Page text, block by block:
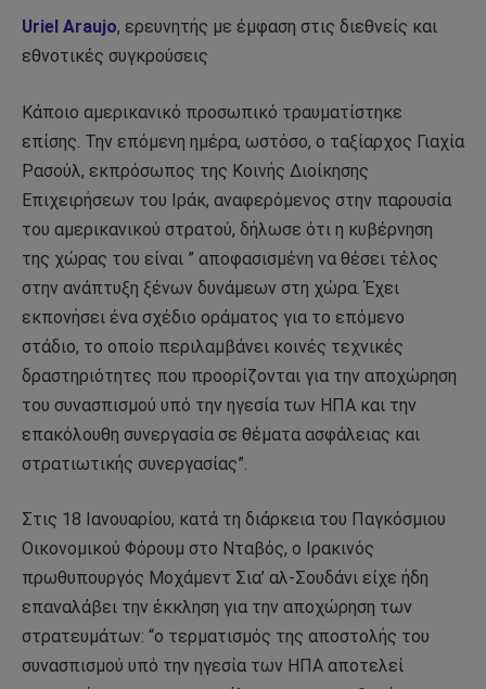
Uriel Araujo, ερευνητής με έμφαση στις διεθνείς και
εθνοτικές συγκρούσεις
Κάποιο αμερικανικό προσωπικό τραυματίστηκε
επίσης. Την επόμενη ημέρα, ωστόσο, ο ταξίαρχος Γιαχία
Ρασούλ, εκπρόσωπος της Κοινής Διοίκησης
Επιχειρήσεων του Ιράκ, αναφερόμενος στην παρουσία
του αμερικανικού στρατού, δήλωσε ότι η κυβέρνηση
της χώρας του είναι ” αποφασισμένη να θέσει τέλος
στην ανάπτυξη ξένων δυνάμεων στη χώρα. Έχει
εκπονήσει ένα σχέδιο οράματος για το επόμενο
στάδιο, το οποίο περιλαμβάνει κοινές τεχνικές
δραστηριότητες που προορίζονται για την αποχώρηση
του συνασπισμού υπό την ηγεσία των ΗΠΑ και την
επακόλουθη συνεργασία σε θέματα ασφάλειας και
στρατιωτικής συνεργασίας”.
Στις 18 Ιανουαρίου, κατά τη διάρκεια του Παγκόσμιου
Οικονομικού Φόρουμ στο Νταβός, ο Ιρακινός
πρωθυπουργός Μοχάμεντ Σια’ αλ-Σουδάνι είχε ήδη
επαναλάβει την έκκληση για την αποχώρηση των
στρατευμάτων: “ο τερματισμός της αποστολής του
συνασπισμού υπό την ηγεσία των ΗΠΑ αποτελεί